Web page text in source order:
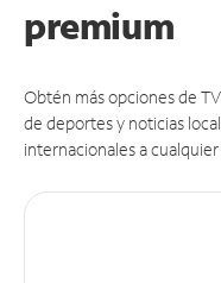
premium
Obtén más opciones de
de deportes y noticias
internacionales a